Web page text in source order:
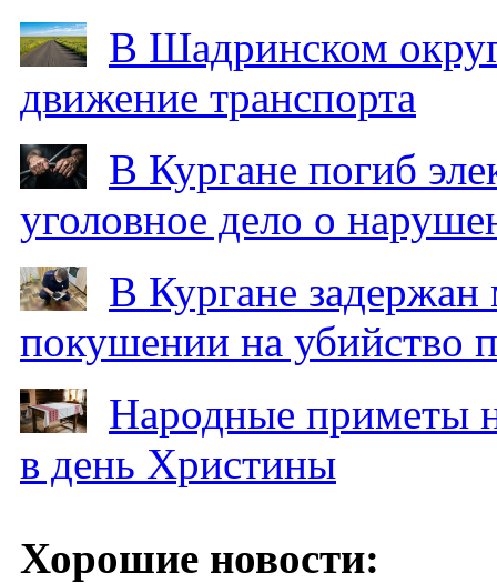
В Шадринском
движение транспорта
В Кургане погиб
уголовное дело о
В Кургане
покушении на убийство
Народные приметы
в день Христины
Хорошие новости: